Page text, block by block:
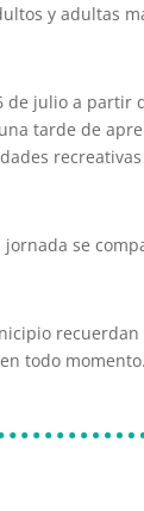
y adultas
de julio a partir
tarde de
jornada se
todo momento.